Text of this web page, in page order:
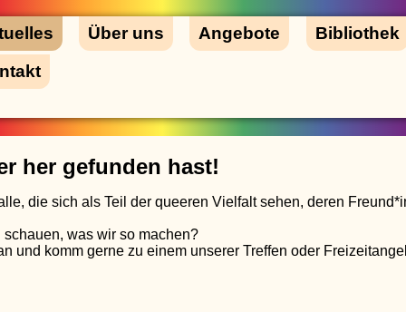
Über uns Angebote
Bibliothek
her gefunden hast!
die sich als Teil der queeren Vielfalt sehen, deren
was wir so machen?
und komm gerne zu einem unserer Treffen oder